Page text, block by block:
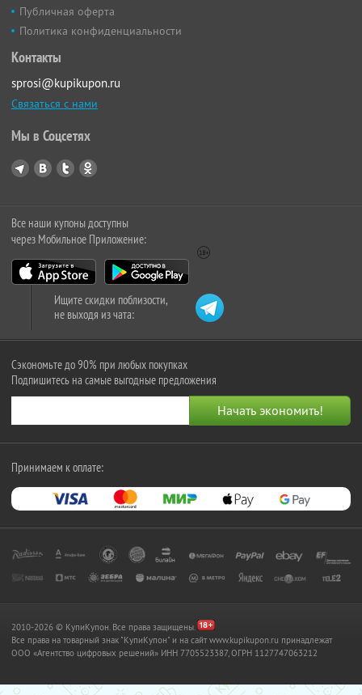
Публичная оферта
Политика конфиденциальности
Контакты
sprosi@kupikupon.ru
Связаться с нами
Мы в Соцсетях
Все наши купоны доступны
через Мобильное Приложение:
Ищите скидки поблизости,
не выходя из чата:
Сэкономьте до 90% при любых покупках
Подпишитесь на самые выгодные предложения
Принимаем к оплате:
2010-2026 © КупиКупон. Все права защищены.
Все права на товарный знак "КупиКупон" и на сайт www.kupikupon.ru принадлежат
OOO «Агентство цифровых решений» ИНН 7705523387, ОГРН 1127747063212